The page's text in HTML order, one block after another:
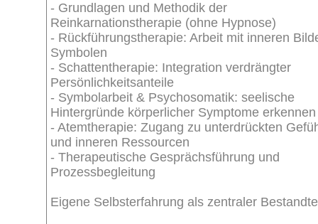
- Grundlagen und Methodik der
Reinkarnationstherapie (ohne Hypnose)
- Rückführungstherapie: Arbeit mit inneren
Symbolen
- Schattentherapie: Integration verdrängter
Persönlichkeitsanteile
- Symbolarbeit & Psychosomatik: seelische
Hintergründe körperlicher Symptome erkennen
- Atemtherapie: Zugang zu unterdrückten
und inneren Ressourcen
- Therapeutische Gesprächsführung und
Prozessbegleitung
Eigene Selbsterfahrung als zentraler